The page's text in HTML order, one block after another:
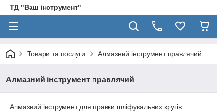
ТД "Ваш інструмент"
Товари та послуги Алмазний інструмент правлячий
Алмазний інструмент правлячий
Алмазний інструмент для правки шліфувальних кругів